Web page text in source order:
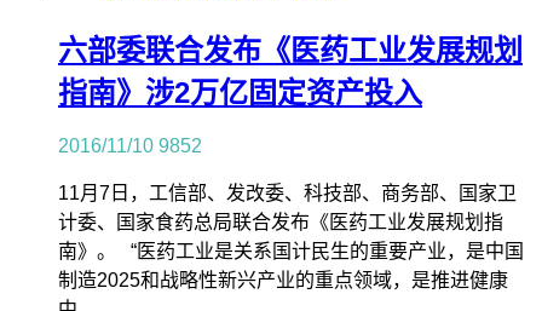
六部委联合发布《医药工业发展规划
指南》涉2万亿固定资产投入
2016/11/10 9852
11月7日，工信部、发改委、科技部、商务部、国家卫
计委、国家食药总局联合发布《医药工业发展规划指
南》。 “医药工业是关系国计民生的重要产业，是中国
制造2025和战略性新兴产业的重点领域，是推进健康